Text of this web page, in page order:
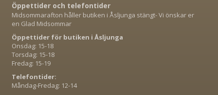
Öppettider och telefontider
Midsommarafton håller butiken i Åsljunga stängt- Vi önskar er
en Glad Midsommar
Öppettider för butiken i Åsljunga
Onsdag: 15-18
Torsdag: 15-18
Fredag: 15-19
Telefontider:
Måndag-Fredag: 12-14